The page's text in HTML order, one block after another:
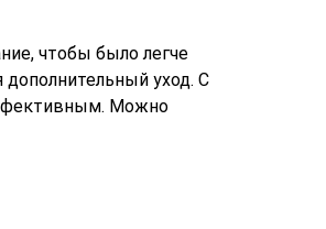
чтобы было легче
уход. С
Можно